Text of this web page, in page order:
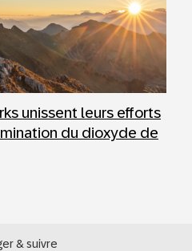
unissent leurs efforts
du dioxyde de
& suivre